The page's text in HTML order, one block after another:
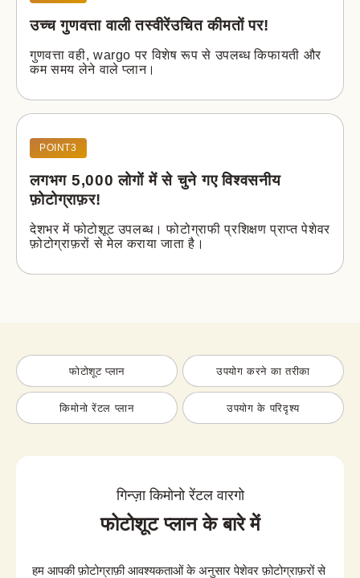
उच्च गुणवत्ता वाली तस्वीरेंउचित कीमतों पर!
गुणवत्ता वही, wargo पर विशेष रूप से उपलब्ध किफायती और
कम समय लेने वाले प्लान।
POINT3
लगभग 5,000 लोगों में से चुने गए विश्वसनीय
फ़ोटोग्राफ़र!
देशभर में फोटोशूट उपलब्ध। फोटोग्राफी प्रशिक्षण प्राप्त पेशेवर
फ़ोटोग्राफ़रों से मेल कराया जाता है।
फोटोशूट प्लान उपयोग करने का तरीका
किमोनो रेंटल प्लान उपयोग के परिदृश्य
गिन्ज़ा किमोनो रेंटल वारगो
फोटोशूट प्लान के बारे में
हम आपकी फ़ोटोग्राफ़ी आवश्यकताओं के अनुसार पेशेवर फ़ोटोग्राफ़रों से